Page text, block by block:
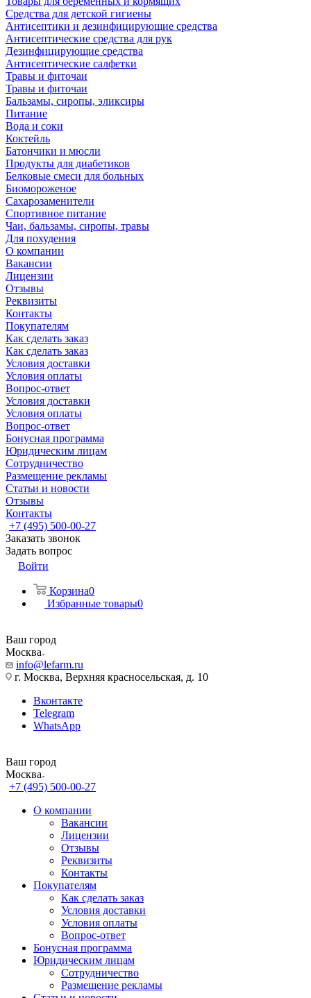
Средства для детской гигиены
Антисептики и дезинфицирующие средства
Антисептические средства для рук
Дезинфицирующие средства
Антисептические салфетки
Травы и фиточаи
Травы и фиточаи
Бальзамы, сиропы, эликсиры
Питание
Вода и соки
Коктейль
Батончики и мюсли
Продукты для диабетиков
Белковые смеси для больных
Биомороженое
Сахарозаменители
Спортивное питание
Чаи, бальзамы, сиропы, травы
Для похудения
О компании
Вакансии
Лицензии
Отзывы
Реквизиты
Контакты
Покупателям
Как сделать заказ
Как сделать заказ
Условия доставки
Условия оплаты
Вопрос-ответ
Условия доставки
Условия оплаты
Вопрос-ответ
Бонусная программа
Юридическим лицам
Сотрудничество
Размещение рекламы
Статьи и новости
Отзывы
Контакты
+7 (495) 500-00-27
Заказать звонок
Задать вопрос
Войти
Корзина0
Избранные товары0
Ваш город
Москва
info@lefarm.ru
г. Москва, Верхняя красносельская, д. 10
Вконтакте
Telegram
WhatsApp
Ваш город
Москва
+7 (495) 500-00-27
О компании
Вакансии
Лицензии
Отзывы
Реквизиты
Контакты
Покупателям
Как сделать заказ
Условия доставки
Условия оплаты
Вопрос-ответ
Бонусная программа
Юридическим лицам
Сотрудничество
Размещение рекламы